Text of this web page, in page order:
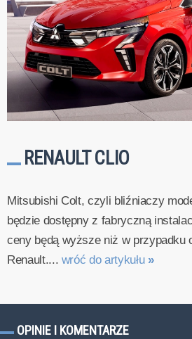
RENAULT CLIO
Mitsubishi Colt, czyli bliźniaczy
będzie dostępny z fabryczną
ceny będą wyższe niż w przypadku
Renault.... wróć do artykułu »
OPINIE I KOMENTARZE